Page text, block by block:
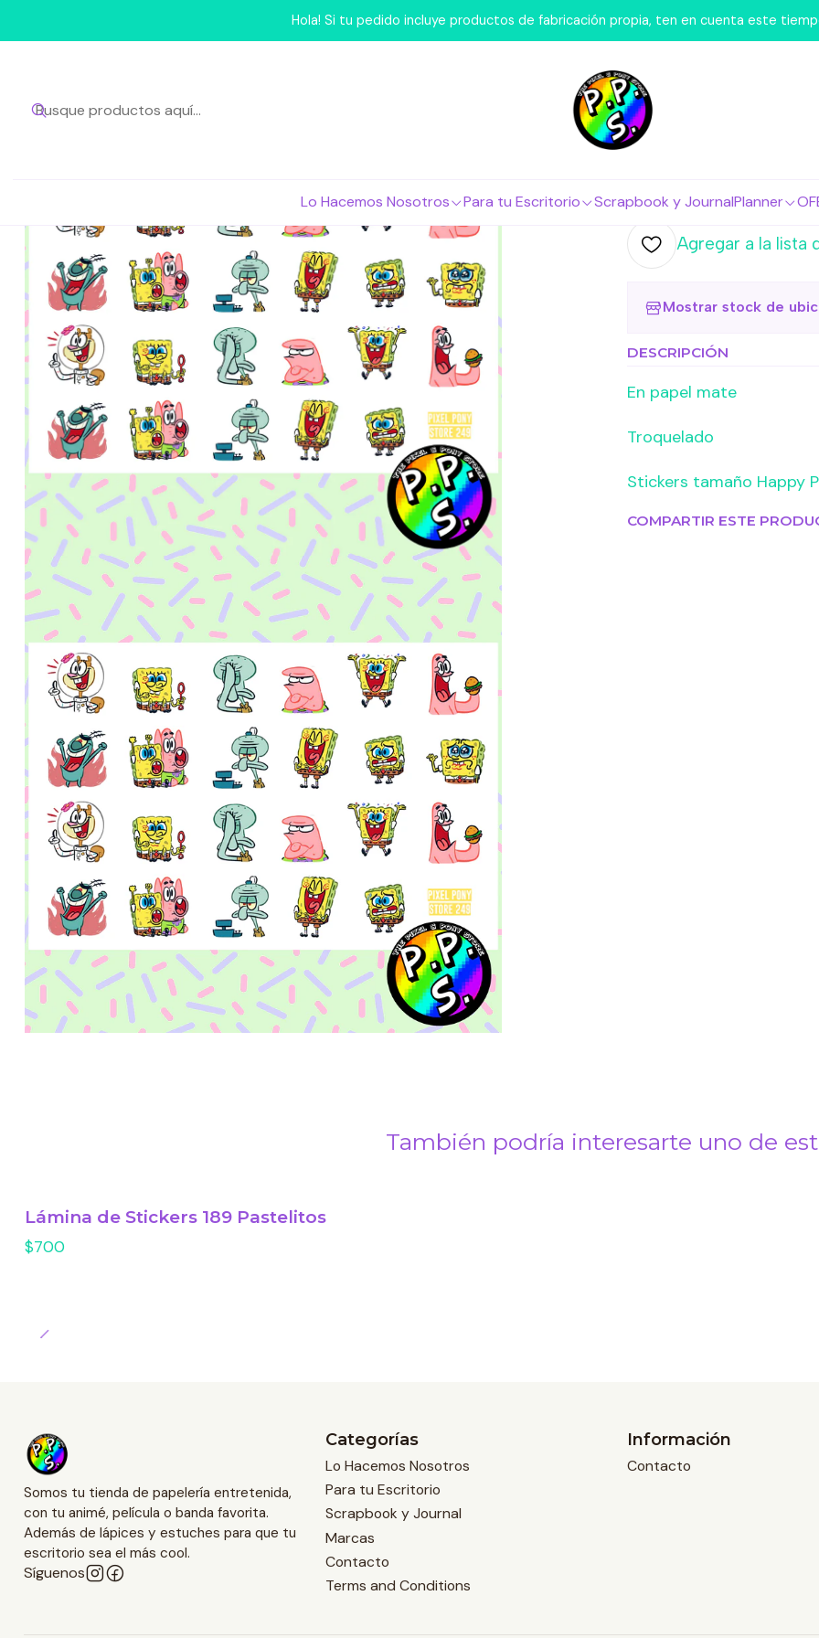
Lo Hacemos Nosotros Para tu Escritorio Scrapbook y JournalPlanner
Hola! Si tu pedido incluye productos de fabricación propia, ten en cuenta este
Inicio Lo Hacemos Nosotros Láminas de Stickers Series y Pelis Lámina de
|
Lámina de
Esponja
Cantidad
Agregar a la lista
Mostrar stock de
DESCRIPCIÓN
En papel mate
Troquelado
Stickers tamaño Happy
COMPARTIR ESTE
También podría interesarte uno de
Lámina de Stickers 189 Pastelitos
$700
Somos tu tienda de papelería entretenida,
con tu animé, película o banda favorita.
Además de lápices y estuches para que tu
escritorio sea el más cool.
Síguenos
Categorías
Lo Hacemos Nosotros
Para tu Escritorio
Scrapbook y Journal
Marcas
Contacto
Terms and Conditions
Información
Contacto